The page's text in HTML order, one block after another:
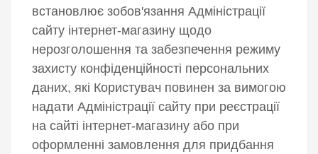
встановлює зобов'язання Адміністрації
сайту інтернет-магазину щодо
нерозголошення та забезпечення режиму
захисту конфіденційності персональних
даних, які Користувач повинен за вимогою
надати Адміністрації сайту при реєстрації
на сайті інтернет-магазину або при
оформленні замовлення для придбання